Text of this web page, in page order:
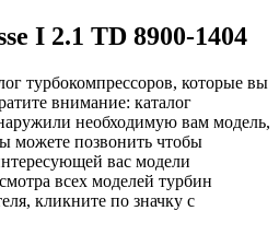
I 2.1 TD 8900-1404
турбокомпрессоров, которые вы
внимание: каталог
необходимую вам модель,
можете позвонить чтобы
вас модели
всех моделей турбин
кликните по значку с